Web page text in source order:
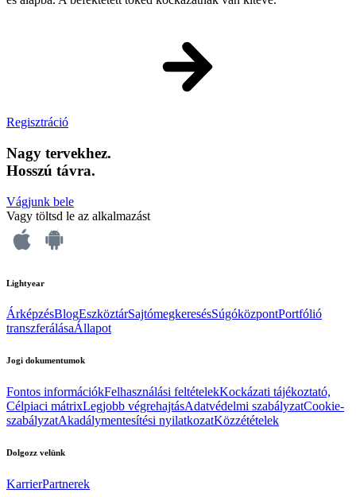
Regisztráció
Nagy tervekhez.
Hosszú távra.
Vágjunk bele
Vagy töltsd le az alkalmazást
Lightyear
ÁrképzésBlogEszköztárSajtómegkeresésSúgóközpontPortfólió
transzferálásaÁllapot
Jogi dokumentumok
Fontos információkFelhasználási feltételekKockázati tájékoztató,
Célpiaci mátrixLegjobb végrehajtásAdatvédelmi szabályzatCookie-
szabályzatAkadálymentesítési nyilatkozatKözzétételek
Dolgozz velünk
KarrierPartnerek